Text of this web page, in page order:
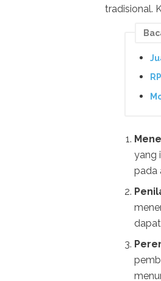
tradisional.
yang
pada